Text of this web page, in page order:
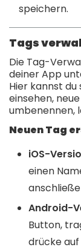
speichern.
Tags
Die Tag-
deiner App
Hier kannst
einsehen,
umbenennen,
Neuen Tag
iOS-
einen
Android-
Button,
drücke auf